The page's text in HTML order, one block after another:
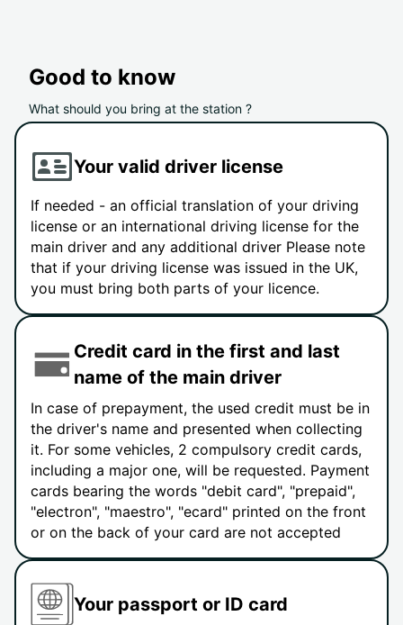
Good to know
What should you bring at the station ?
Your valid driver license
If needed - an official translation of your driving
license or an international driving license for the
main driver and any additional driver Please note
that if your driving license was issued in the UK,
you must bring both parts of your licence.
Credit card in the first and last
name of the main driver
In case of prepayment, the used credit must be in
the driver's name and presented when collecting
it. For some vehicles, 2 compulsory credit cards,
including a major one, will be requested. Payment
cards bearing the words "debit card", "prepaid",
"electron", "maestro", "ecard" printed on the front
or on the back of your card are not accepted
Your passport or ID card